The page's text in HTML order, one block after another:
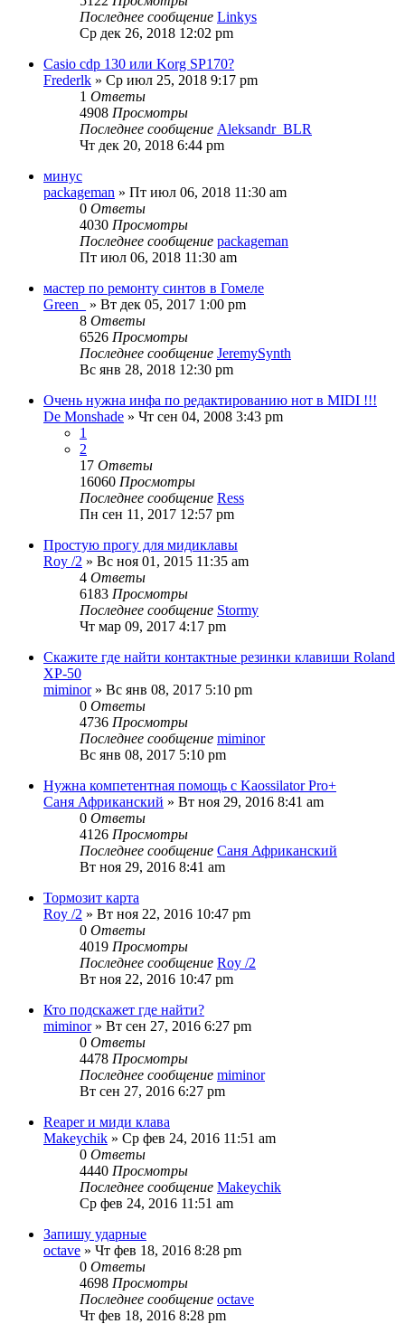
Последнее сообщение Linkys
Ср дек 26, 2018 12:02 pm
Casio cdp 130 или Korg SP170?
Frederlk » Ср июл 25, 2018 9:17 pm
1 Ответы
4908 Просмотры
Последнее сообщение Aleksandr_BLR
Чт дек 20, 2018 6:44 pm
минус
packageman » Пт июл 06, 2018 11:30 am
0 Ответы
4030 Просмотры
Последнее сообщение packageman
Пт июл 06, 2018 11:30 am
мастер по ремонту синтов в Гомеле
Green_
» Вт дек 05, 2017 1:00 pm
8 Ответы
6526 Просмотры
Последнее сообщение JeremySynth
Вс янв 28, 2018 12:30 pm
Очень нужна инфа по редактированию нот в MIDI !!!
De Monshade » Чт сен 04, 2008 3:43 pm
1
2
17 Ответы
16060 Просмотры
Последнее сообщение Ress
Пн сен 11, 2017 12:57 pm
Простую прогу для мидиклавы
Roy /2 » Вс ноя 01, 2015 11:35 am
4 Ответы
6183 Просмотры
Последнее сообщение Stormy
Чт мар 09, 2017 4:17 pm
Cкажите где найти контактные резинки клавиши Roland
XP-50
miminor» Вс янв 08, 2017 5:10 pm
0 Ответы
4736 Просмотры
Последнее сообщение miminor
Вс янв 08, 2017 5:10 pm
Нужна компетентная помощь с Kaossilator Pro+
Саня Африканский » Вт ноя 29, 2016 8:41 am
0 Ответы
4126 Просмотры
Последнее сообщение Саня Африканский
Вт ноя 29, 2016 8:41 am
Тормозит карта
Roy /2 » Вт ноя 22, 2016 10:47 pm
0 Ответы
4019 Просмотры
Последнее сообщение Roy /2
Вт ноя 22, 2016 10:47 pm
Кто подскажет где найти?
miminor» Вт сен 27, 2016 6:27 pm
0 Ответы
4478 Просмотры
Последнее сообщение miminor
Вт сен 27, 2016 6:27 pm
Reaper и миди клава
Makeychik » Ср фев 24, 2016 11:51 am
0 Ответы
4440 Просмотры
Последнее сообщение Makeychik
Ср фев 24, 2016 11:51 am
Запишу ударные
octave » Чт фев 18, 2016 8:28 pm
0 Ответы
4698 Просмотры
Последнее сообщение octave
Чт фев 18, 2016 8:28 pm